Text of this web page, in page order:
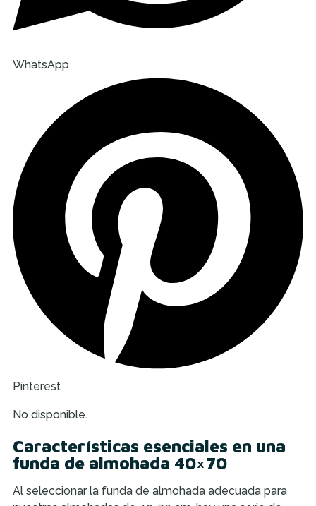
WhatsApp
Pinterest
No disponible.
Características esenciales en una
funda de almohada 40×70
Al seleccionar la funda de almohada adecuada para